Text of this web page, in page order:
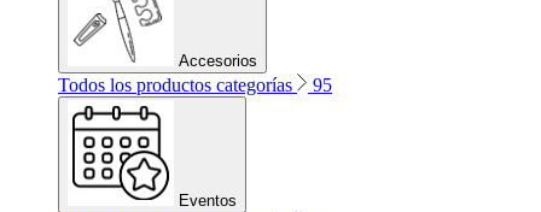
Accesorios
Todos los productos categorías 95
Eventos